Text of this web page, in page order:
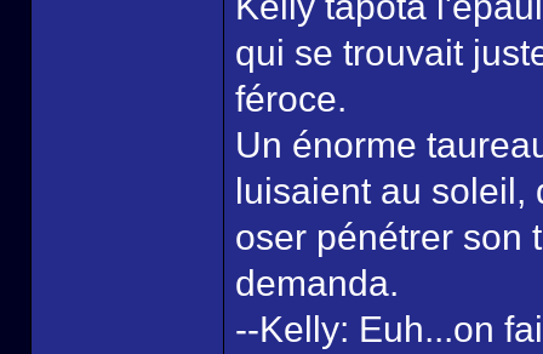
qui se trouvait
féroce.
Un énorme
luisaient au soleil,
oser pénétrer son
demanda.
--Kelly: Euh...on